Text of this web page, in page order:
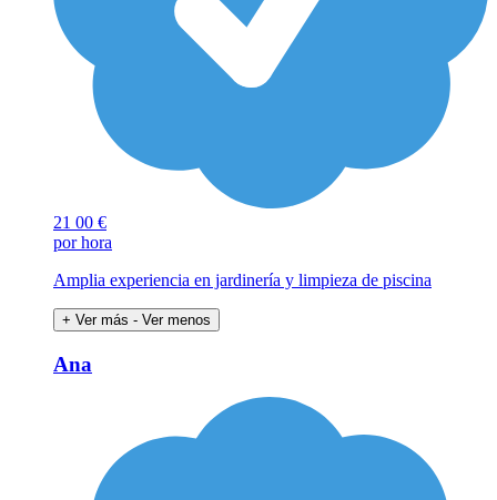
21 00 €
por hora
Amplia experiencia en jardinería y limpieza de piscina
+ Ver más - Ver menos
Ana